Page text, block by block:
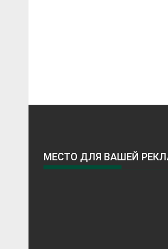
МЕСТО ДЛЯ ВАШЕЙ